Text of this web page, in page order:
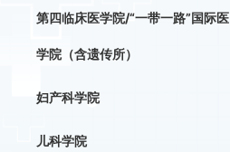
第四临床医学院/“一带一路”国际医
学院（含遗传所）
妇产科学院
儿科学院